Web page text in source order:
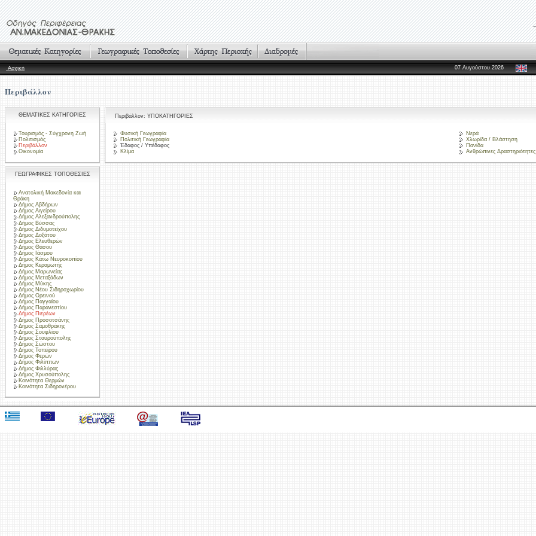
Αρχική 07 Αυγούστου 2026
Περιβάλλον
ΘΕΜΑΤΙΚΕΣ ΚΑΤΗΓΟΡΙΕΣ
Τουρισμός - Σύγχρονη Ζωή
Πολιτισμός
Περιβάλλον
Οικονομία
ΓΕΩΓΡΑΦΙΚΕΣ ΤΟΠΟΘΕΣΙΕΣ
Ανατολική Μακεδονία και
Θράκη
Δήμος Αβδήρων
Δήμος Αιγείρου
Δήμος Αλεξανδρούπολης
Δήμος Βύσσας
Δήμος Διδυμοτείχου
Δήμος Δοξάτου
Δήμος Ελευθερών
Δήμος Θάσου
Δήμος Ιάσμου
Δήμος Κάτω Νευροκοπίου
Δήμος Κεραμωτής
Δήμος Μαρωνείας
Δήμος Μεταξάδων
Δήμος Μύκης
Δήμος Νέου Σιδηροχωρίου
Δήμος Ορεινού
Δήμος Παγγαίου
Δήμος Παρανεστίου
Δήμος Πιερέων
Δήμος Προσοτσάνης
Δήμος Σαμοθράκης
Δήμος Σουφλίου
Δήμος Σταυρούπολης
Δήμος Σώστου
Δήμος Τοπείρου
Δήμος Φερών
Δήμος Φιλίππων
Δήμος Φιλλύρας
Δήμος Χρυσούπολης
Κοινότητα Θερμών
Κοινότητα Σιδηρονέρου
Περιβάλλον: ΥΠΟΚΑΤΗΓΟΡΙΕΣ
Φυσική Γεωγραφία
Πολιτική Γεωγραφία
Έδαφος / Υπέδαφος
Κλίμα
Νερά
Χλωρίδα / Βλάστηση
Πανίδα
Ανθρώπινες